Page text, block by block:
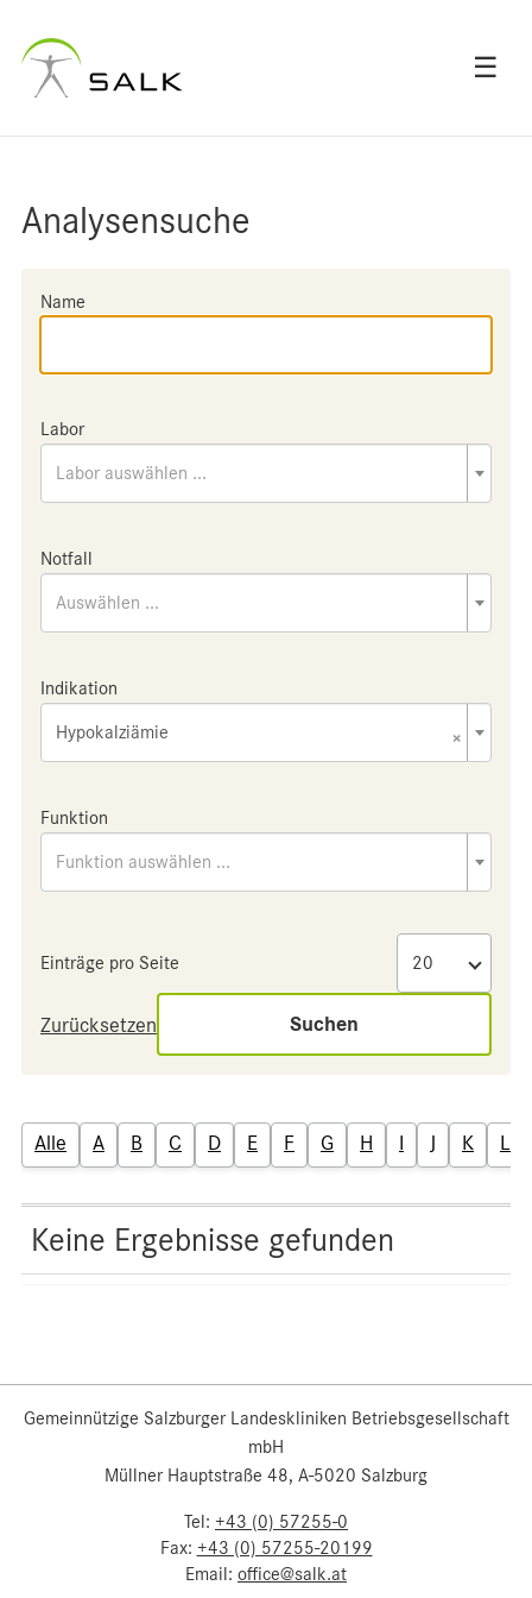
☰
Analysensuche
Name
Labor
Labor auswählen ...
Notfall
Auswählen ...
Indikation
×
Hypokalziämie
Funktion
Funktion auswählen ...
Einträge pro Seite
Zurücksetzen Suchen
Alle A B C D E F G H I J K L
Keine Ergebnisse gefunden
Gemeinnützige Salzburger Landeskliniken Betriebsgesellschaft
mbH
Müllner Hauptstraße 48, A-5020 Salzburg
Tel: +43 (0) 57255-0
Fax: +43 (0) 57255-20199
Email: office@salk.at